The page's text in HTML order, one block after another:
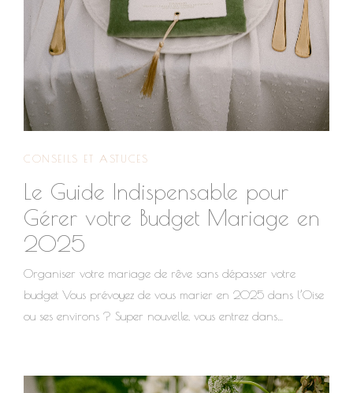
CONSEILS ET ASTUCES
Le Guide Indispensable pour
Gérer votre Budget Mariage en
2025
Organiser votre mariage de rêve sans dépasser votre
budget Vous prévoyez de vous marier en 2025 dans l’Oise
ou ses environs ? Super nouvelle, vous entrez dans
transformer votre grand jour en un événement inoubliable,